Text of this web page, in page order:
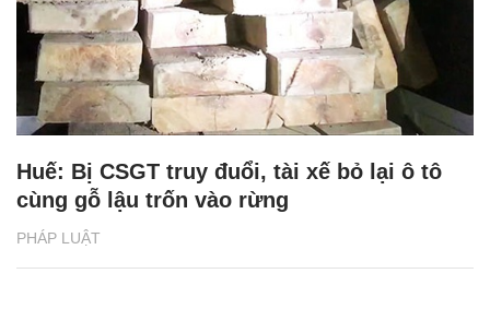
PHÁP LUẬT
Huế: Bị CSGT truy đuổi, tài xế bỏ lại ô tô
cùng gỗ lậu trốn vào rừng